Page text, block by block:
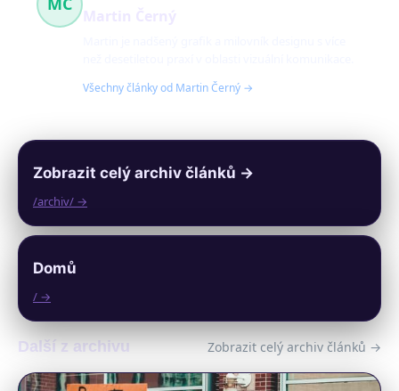
Všechny články od Martin Černý →
Zobrazit celý archiv článků →
/archiv/ →
Domů
/ →
Další z archivu Zobrazit celý archiv článků →